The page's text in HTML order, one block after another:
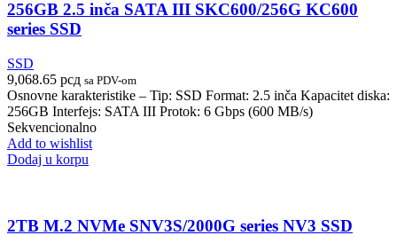
256GB 2.5 inča SATA III SKC600/256G KC600
series SSD
SSD
9,068.65 рсд sa PDV-om
Osnovne karakteristike – Tip: SSD Format: 2.5 inča Kapacitet diska:
256GB Interfejs: SATA III Protok: 6 Gbps (600 MB/s)
Sekvencionalno
Add to wishlist
Dodaj u korpu
2TB M.2 NVMe SNV3S/2000G series NV3 SSD